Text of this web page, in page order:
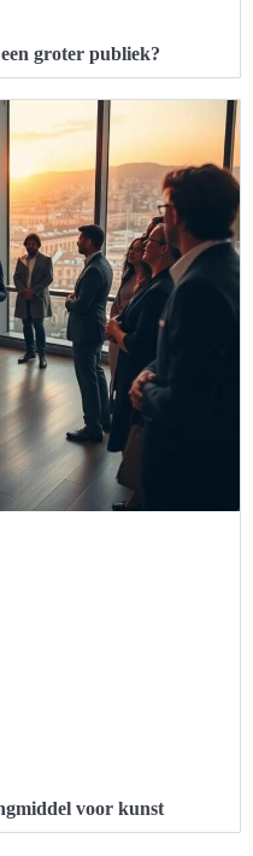
groter publiek?
voor kunst